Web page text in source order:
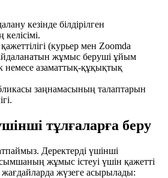
кезінде білдірілген
(курьер мен Zoomda
жұмыс беруші ұйым
немесе азаматтық-құқықтық
заңнамасының талаптарын
тұлғаларға беру
Деректерді үшінші
жұмыс істеуі үшін қажетті
жүзеге асырылады: